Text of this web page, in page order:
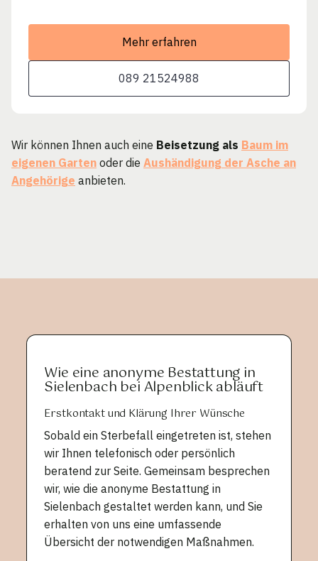
Mehr erfahren
089 21524988
Wir können Ihnen auch eine Beisetzung als Baum im
eigenen Garten oder die Aushändigung der Asche an
Angehörige anbieten.
Wie eine anonyme Bestattung in
Sielenbach bei Alpenblick abläuft
Erstkontakt und Klärung Ihrer Wünsche
Sobald ein Sterbefall eingetreten ist, stehen
wir Ihnen telefonisch oder persönlich
beratend zur Seite. Gemeinsam besprechen
wir, wie die anonyme Bestattung in
Sielenbach gestaltet werden kann, und Sie
erhalten von uns eine umfassende
Übersicht der notwendigen Maßnahmen.